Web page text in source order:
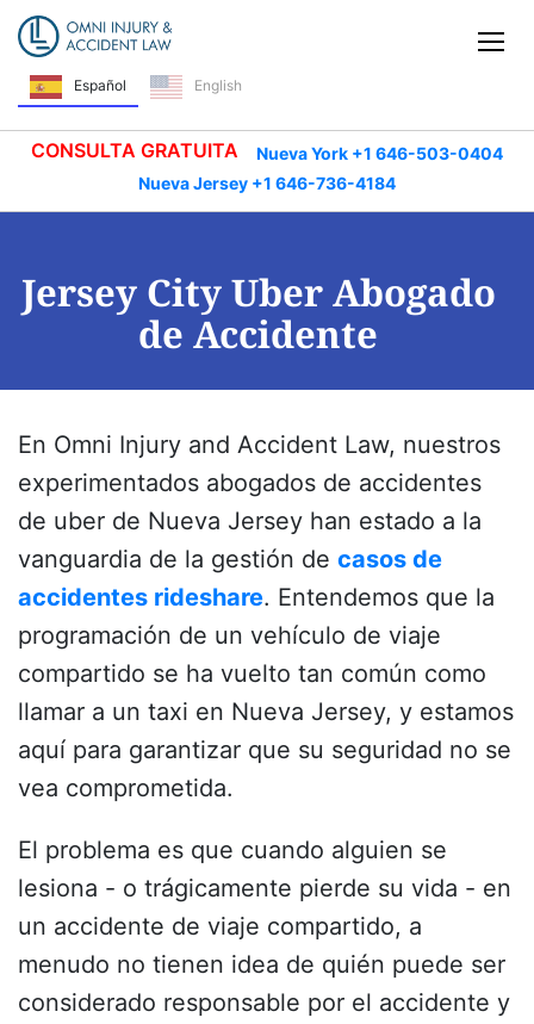
Saltar navegación
Español English
CONSULTA GRATUITA
Nueva York +1 646-503-0404
Nueva Jersey +1 646-736-4184
Jersey City Uber Abogado
de Accidente
En Omni Injury and Accident Law, nuestros
experimentados abogados de accidentes
de uber de Nueva Jersey han estado a la
vanguardia de la gestión de casos de
accidentes rideshare. Entendemos que la
programación de un vehículo de viaje
compartido se ha vuelto tan común como
llamar a un taxi en Nueva Jersey, y estamos
aquí para garantizar que su seguridad no se
vea comprometida.
El problema es que cuando alguien se
lesiona - o trágicamente pierde su vida - en
un accidente de viaje compartido, a
menudo no tienen idea de quién puede ser
considerado responsable por el accidente y